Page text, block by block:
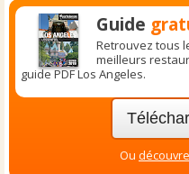
Guide
Retrouvez tous
meilleurs
guide PDF Los Angeles.
Ou